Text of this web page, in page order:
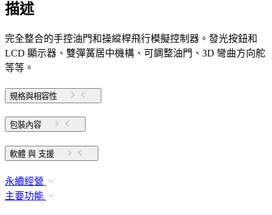
描述
完全整合的手控油門和操縱桿飛行模擬控制器。發光按鈕和
LCD 顯示器、雙彈簧居中機構、可調整油門、3D 彎曲方向舵
等等。
規格與相容性
包裝內容
軟體 與 支援
永續經營
主要功能